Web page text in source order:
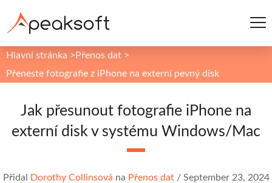
Hlavní stránka > Přenos dat >
Přeneste fotografie z iPhone na externí pevný disk
Jak přesunout fotografie iPhone na
externí disk v systému Windows/Mac
Přidal Dorothy Collinsová na Přenos dat/ September 23, 2024